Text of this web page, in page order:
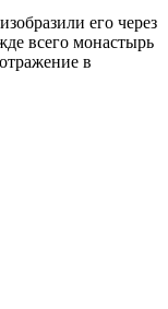
его через
всего монастырь
в